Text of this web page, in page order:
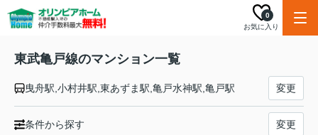
お気に入り
0
東武亀戸線のマンション一覧
曳舟駅,小村井駅,東あずま駅,亀戸水神駅,亀戸駅 変更
条件から探す 変更